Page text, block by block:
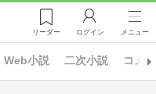
リーダー ログイン メニュー
Web小説 二次小説 コメ